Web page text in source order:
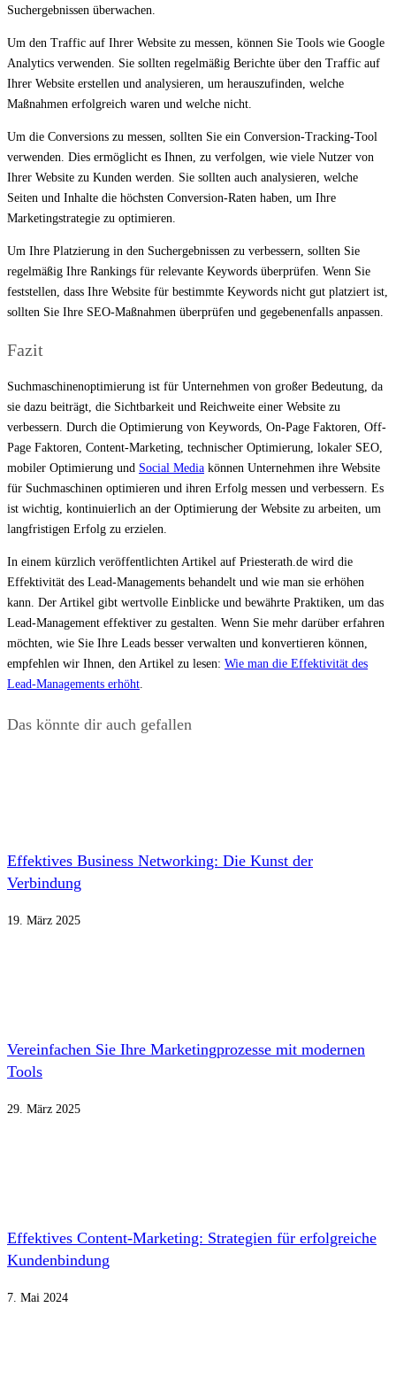
Suchergebnissen überwachen.
Um den Traffic auf Ihrer Website zu messen, können Sie Tools wie Google
Analytics verwenden. Sie sollten regelmäßig Berichte über den Traffic auf
Ihrer Website erstellen und analysieren, um herauszufinden, welche
Maßnahmen erfolgreich waren und welche nicht.
Um die Conversions zu messen, sollten Sie ein Conversion-Tracking-Tool
verwenden. Dies ermöglicht es Ihnen, zu verfolgen, wie viele Nutzer von
Ihrer Website zu Kunden werden. Sie sollten auch analysieren, welche
Seiten und Inhalte die höchsten Conversion-Raten haben, um Ihre
Marketingstrategie zu optimieren.
Um Ihre Platzierung in den Suchergebnissen zu verbessern, sollten Sie
regelmäßig Ihre Rankings für relevante Keywords überprüfen. Wenn Sie
feststellen, dass Ihre Website für bestimmte Keywords nicht gut platziert ist,
sollten Sie Ihre SEO-Maßnahmen überprüfen und gegebenenfalls anpassen.
Fazit
Suchmaschinenoptimierung ist für Unternehmen von großer Bedeutung, da
sie dazu beiträgt, die Sichtbarkeit und Reichweite einer Website zu
verbessern. Durch die Optimierung von Keywords, On-Page Faktoren, Off-
Page Faktoren, Content-Marketing, technischer Optimierung, lokaler SEO,
mobiler Optimierung und Social Media können Unternehmen ihre Website
für Suchmaschinen optimieren und ihren Erfolg messen und verbessern. Es
ist wichtig, kontinuierlich an der Optimierung der Website zu arbeiten, um
langfristigen Erfolg zu erzielen.
In einem kürzlich veröffentlichten Artikel auf Priesterath.de wird die
Effektivität des Lead-Managements behandelt und wie man sie erhöhen
kann. Der Artikel gibt wertvolle Einblicke und bewährte Praktiken, um das
Lead-Management effektiver zu gestalten. Wenn Sie mehr darüber erfahren
möchten, wie Sie Ihre Leads besser verwalten und konvertieren können,
empfehlen wir Ihnen, den Artikel zu lesen: Wie man die Effektivität des
Lead-Managements erhöht.
Das könnte dir auch gefallen
Effektives Business Networking: Die Kunst der
Verbindung
19. März 2025
Vereinfachen Sie Ihre Marketingprozesse mit modernen
Tools
29. März 2025
Effektives Content-Marketing: Strategien für erfolgreiche
Kundenbindung
7. Mai 2024